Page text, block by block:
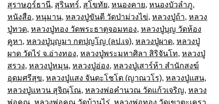
สุราษฎร์ธานี, สุรินทร์, สุโขทัย, หนองคาย, หนองบัวลำภู,
หนังสือ, หนุมาน, หลวงปู่ขันตี วัดป่าม่วงไข่, หลวงปู่ถ้า, หลวง
ปู่ทวด, หลวงปู่ทอง วัดพระธาตุจอมทอง, หลวงปู่บุญ วัดห้อง
คูหา, หลวงปู่บุญมา กตปุญโญ (ลป.เจ), หลวงปู่ผาด, หลวงปู่
ผาด วัดไร่ จ.อ่างทอง, หลวงปู่พระมหาศิลา สิริจันโท, หลวงปู่
สรวง, หลวงปู่หมุน, หลวงปู่อ่อง, หลวงปู่เสาร์ห้า สำนักสงฆ์
อุดมศรีสุข, หลวงปู่แสง จันดะโชโต (ญาณวโร), หลวงปู่แสน,
หลวงปู่แหวน สุจิณฺโณ, หลวงพ่อคำนวณ วัดแก้วเจริญ, หลวง